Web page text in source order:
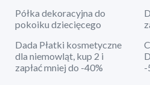
Półka dekoracyjna do
pokoiku dziecięcego
Dada Płatki kosmetyczne
dla niemowląt, kup 2 i
zapłać mniej do -40%
-